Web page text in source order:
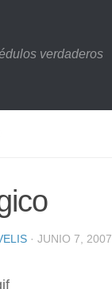
verdaderos
· JUNIO 7, 2007